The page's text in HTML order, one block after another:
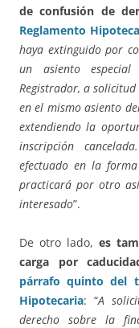
de confusión de
Reglamento
haya extinguido por
un asiento
Registrador, a
en el mismo asiento
extendiendo la
inscripción
efectuado en la
practicará por otro
interesado”.
De otro lado,es
carga por
párrafo quinto del
Hipotecaria: “A
derecho sobre la